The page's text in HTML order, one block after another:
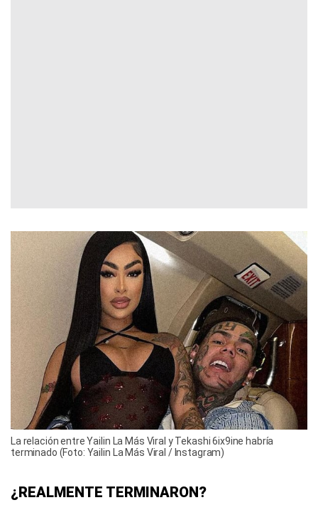
La relación entre Yailin La Más Viral y Tekashi 6ix9ine habría
terminado (Foto: Yailin La Más Viral / Instagram)
¿REALMENTE TERMINARON?